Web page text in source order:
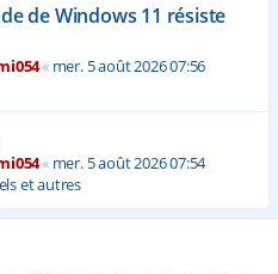
de Windows 11 résiste
« mer. 5 août 2026 07:56
« mer. 5 août 2026 07:54
et autres